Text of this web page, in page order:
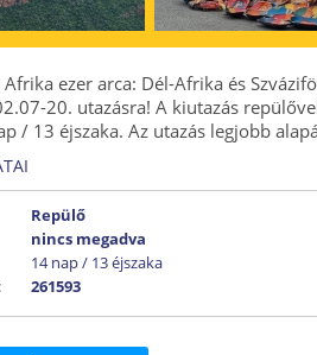
ezer arca: Dél-Afrika és
20. utazásra! A kiutazás
/ 13 éjszaka. Az utazás legjobb
Repülő
nincs megadva
14 nap / 13 éjszaka
261593